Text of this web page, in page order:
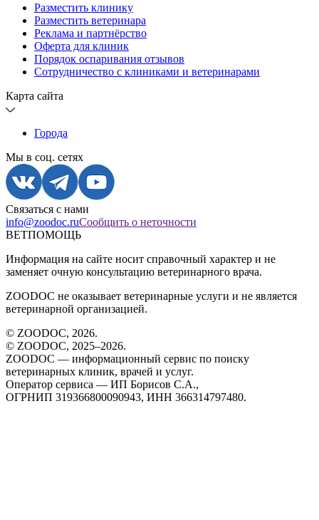
Разместить клинику
Разместить ветеринара
Реклама и партнёрство
Оферта для клиник
Порядок оспаривания отзывов
Сотрудничество с клиниками и ветеринарами
Карта сайта
Города
Мы в соц. сетях
Связаться с нами
info@zoodoc.ruСообщить о неточности
ВЕТПОМОЩЬ
Информация на сайте носит справочный характер и не
заменяет очную консультацию ветеринарного врача.
ZOODOC не оказывает ветеринарные услуги и не является
ветеринарной организацией.
© ZOODOC, 2026.
© ZOODOC, 2025–2026.
ZOODOC — информационный сервис по поиску
ветеринарных клиник, врачей и услуг.
Оператор сервиса — ИП Борисов С.А.,
ОГРНИП 319366800090943, ИНН 366314797480.